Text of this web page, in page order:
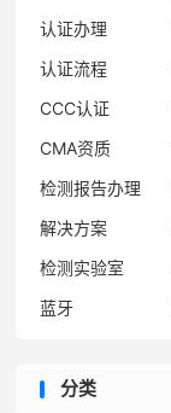
认证办理
认证流程
CCC认证
CMA资质
检测报告办理
解决方案
检测实验室
蓝牙
分类